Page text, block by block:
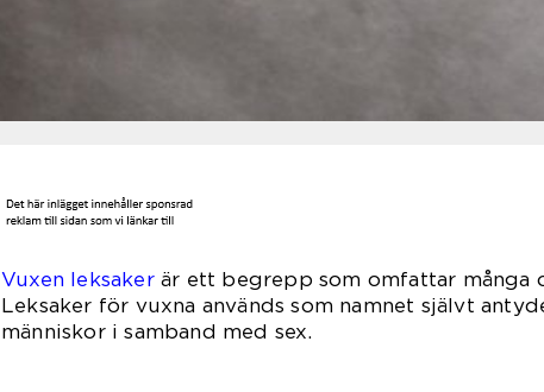
Vuxen leksakerär ett begrepp som omfattar många
Leksaker för vuxna används som namnet självt
människor i samband med sex.